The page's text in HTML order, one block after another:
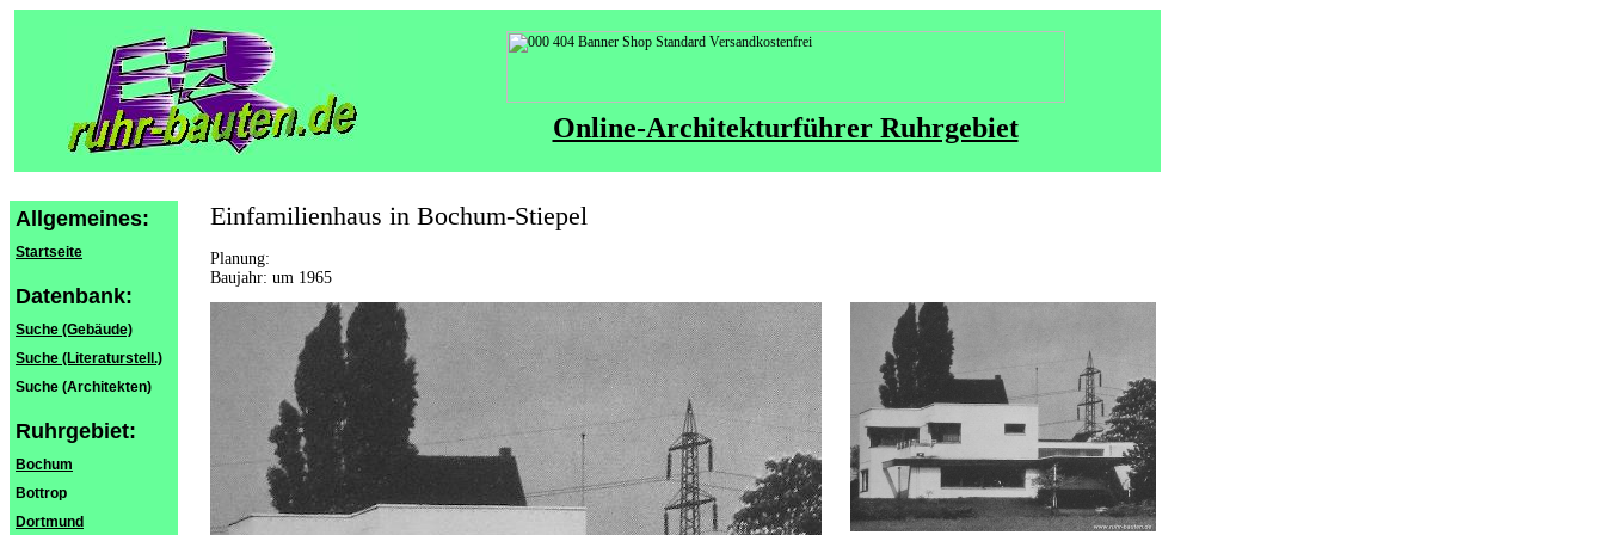
Online-Architekturführer Ruhrgebiet
Allgemeines:
Startseite
Datenbank:
Suche (Gebäude)
Suche (Literaturstell.)
Suche (Architekten)
Ruhrgebiet:
Bochum
Bottrop
Dortmund
Einfamilienhaus in Bochum-Stiepel
Planung:
Baujahr: um 1965